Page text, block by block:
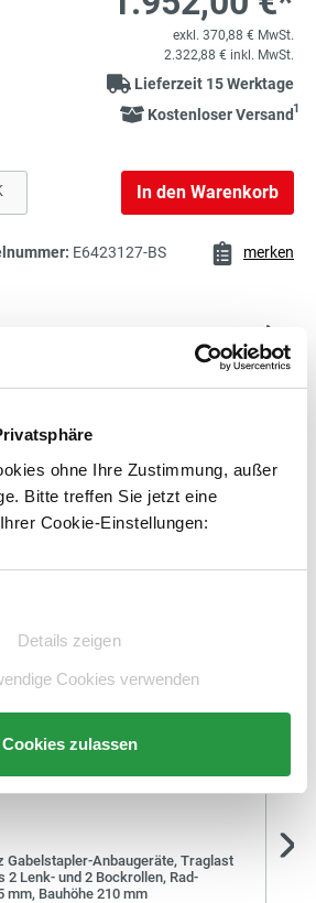
ohne Ihre Zustimmung, außer
Bitte treffen Sie jetzt eine
Cookie-Einstellungen:
Details zeigen
Cookies verwenden
Cookies zulassen
exkl. 370,88 € MwSt.
2.322,88 € inkl. MwSt.
Lieferzeit 15 Werktage
Kostenloser Versand1
Gib den gewünschten
In den Warenkorb
E6423127-BS merken
Gabelstapler-Anbaugeräte, Traglast
2 Lenk- und 2 Bockrollen, Rad-
mm, Bauhöhe 210 mm